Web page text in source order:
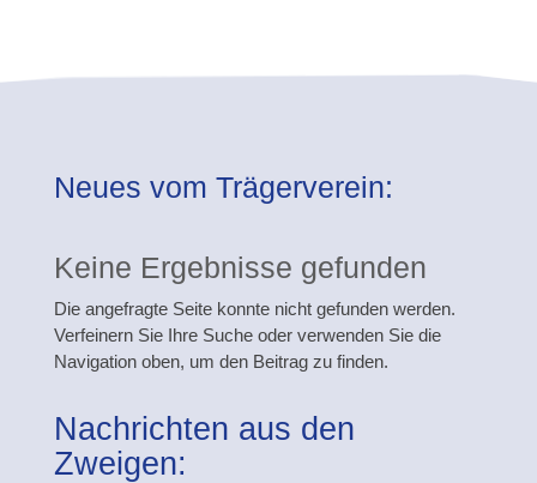
im
e
b
e
n,
im
Neues vom Trägerverein:
Keine Ergebnisse gefunden
Die angefragte Seite konnte nicht gefunden werden.
Verfeinern Sie Ihre Suche oder verwenden Sie die
Navigation oben, um den Beitrag zu finden.
Nachrichten aus den
Zweigen: